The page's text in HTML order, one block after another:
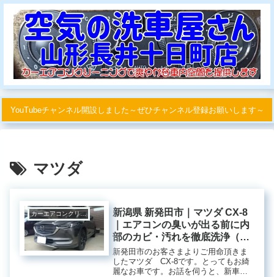
YouTubeチャンネル開設しました～ぜひチャンネル登録お願いします～
マツダ
カーエアコンクリーニング
新潟県 新発田市｜マツダ CX-8
｜エアコンの臭いが出る前に内
部のカビ・汚れを徹底洗浄（予
防クリーニング）
新発田市のお客さまよりご用命頂きま
したマツダ CX-8です。とってもお綺
麗なお車です。お話を伺うと、新車か